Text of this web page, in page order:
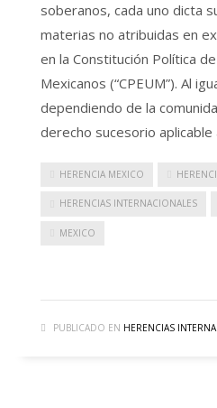
soberanos, cada uno dicta
materias no atribuidas en
en la Constitución Política
Mexicanos (“CPEUM”). Al
dependiendo de la
derecho sucesorio aplicable
HERENCIA MEXICO
HERENCIAS INTERNACIONALES
MEXICO
PUBLICADO EN HERENCIAS